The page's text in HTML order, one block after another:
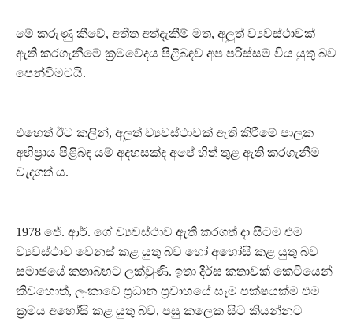
මේ කරුණු කීවේ, අතීත අත්දැකීම් මත, අලුත් ව්‍යවස්ථාවක්
ඇති කරගැනීමේ ක්‍රමවේදය පිළිබඳව අප පරිස්සම් විය යුතු බව
පෙන්වීමටයි.
එහෙත් ඊට කලින්, අලුත් ව්‍යවස්ථාවක් ඇති කිරීමේ පාලක
අභිප්‍රාය පිළිබඳ යම් අදහසක්ද අපේ හිත් තුළ ඇති කරගැනීම
වැදගත් ය.
1978 ජේ. ආර්. ගේ ව්‍යවස්ථාව ඇති කරගත් දා සිටම එම
ව්‍යවස්ථාව වෙනස් කළ යුතු බව හෝ අහෝසි කළ යුතු බව
සමාජයේ කතාබහට ලක්වුණි. ඉතා දීර්ඝ කතාවක් කෙටියෙන්
කිවහොත්, ලංකාවේ ප්‍රධාන ප්‍රවාහයේ සෑම පක්ෂයක්ම එම
ක්‍රමය අහෝසි කළ යුතු බව, පසු කලෙක සිට කියන්නට